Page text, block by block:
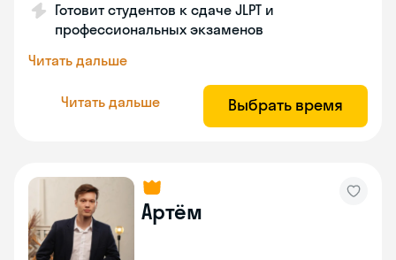
Готовит студентов к сдаче JLPT и
профессиональных экзаменов
Читать дальше
Читать дальше Выбрать время
Артём